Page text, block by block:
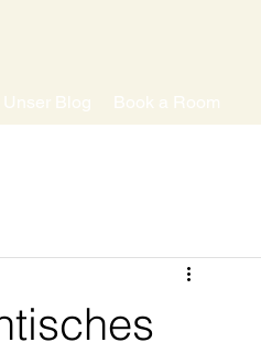
Unser Blog Book a Room